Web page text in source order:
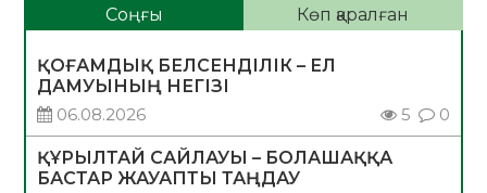
Соңғы Көп қаралған
ҚОҒАМДЫҚ БЕЛСЕНДІЛІК – ЕЛ
ДАМУЫНЫҢ НЕГІЗІ
06.08.2026
5 0
ҚҰРЫЛТАЙ САЙЛАУЫ – БОЛАШАҚҚА
БАСТАР ЖАУАПТЫ ТАҢДАУ